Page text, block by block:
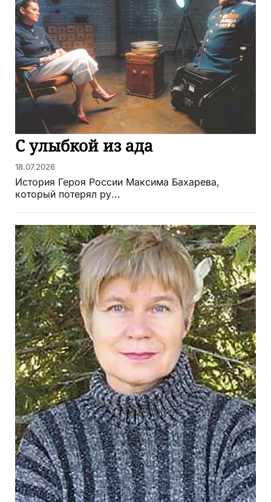
С улыбкой из ада
18.07.2026
История Героя России Максима Бахарева,
который потерял ру...